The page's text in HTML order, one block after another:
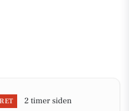
2 timer siden